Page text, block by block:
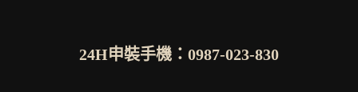
24H申裝手機：0987-023-830